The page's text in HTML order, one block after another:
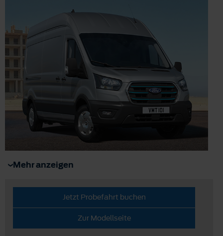
Mehr anzeigen
Jetzt Probefahrt buchen
Zur Modellseite